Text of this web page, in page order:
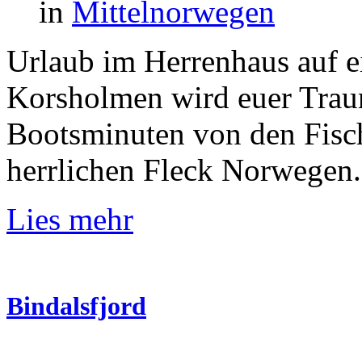
in Mittelnorwegen
Urlaub im Herrenhaus auf
Korsholmen wird euer
Bootsminuten von den
herrlichen Fleck Norwegen.
Lies mehr
Bindalsfjord